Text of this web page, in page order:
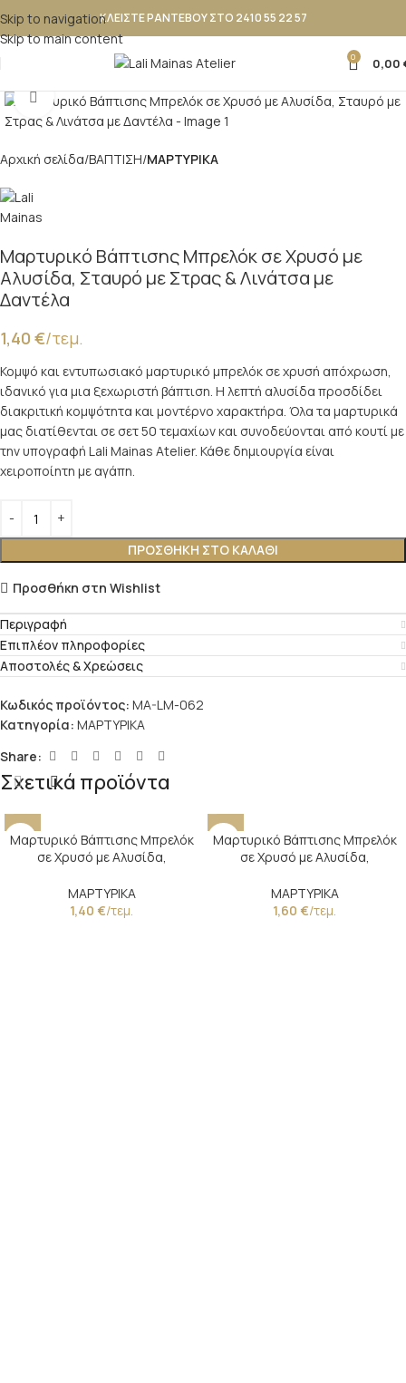
Skip to navigation
Skip to main content
ΚΛΕΙΣΤΕ ΡΑΝΤΕΒΟΥ ΣΤΟ 2410 55 22 57
0 0,00
Κλικ για μεγέθυνση
Αρχική σελίδα ΒΑΠΤΙΣΗ ΜΑΡΤΥΡΙΚΑ
Μαρτυρικό Βάπτισης Μπρελόκ σε Χρυσό με
Αλυσίδα, Σταυρό με Στρας & Λινάτσα με
Δαντέλα
1,40 €/τεμ.
Κομψό και εντυπωσιακό μαρτυρικό μπρελόκ σε χρυσή απόχρωση,
ιδανικό για μια ξεχωριστή βάπτιση. Η λεπτή αλυσίδα προσδίδει
διακριτική κομψότητα και μοντέρνο χαρακτήρα. Όλα τα μαρτυρικά
μας διατίθενται σε σετ 50 τεμαχίων και συνοδεύονται από κουτί με
την υπογραφή Lali Mainas Atelier. Κάθε δημιουργία είναι
χειροποίητη με αγάπη.
ΠΡΟΣΘΉΚΗ ΣΤΟ ΚΑΛΆΘΙ
Προσθήκη στη Wishlist
Περιγραφή
Επιπλέον πληροφορίες
Αποστολές & Χρεώσεις
Κωδικός προϊόντος: MA-LM-062
Κατηγορία: ΜΑΡΤΥΡΙΚΑ
Share:
Σχετικά προϊόντα
Μαρτυρικό Βάπτισης Μπρελόκ
σε Χρυσό με Αλυσίδα,
Κωνσταντινάτο
ΜΑΡΤΥΡΙΚΑ
1,40 €/τεμ.
Μαρτυρικό Βάπτισης Μπρελόκ
σε Χρυσό με Αλυσίδα,
Παλαίωσης & Κωνσταντινάτο
ΜΑΡΤΥΡΙΚΑ
1,60 €/τεμ.